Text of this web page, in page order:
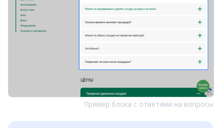
Пример блока с ответами на вопросы